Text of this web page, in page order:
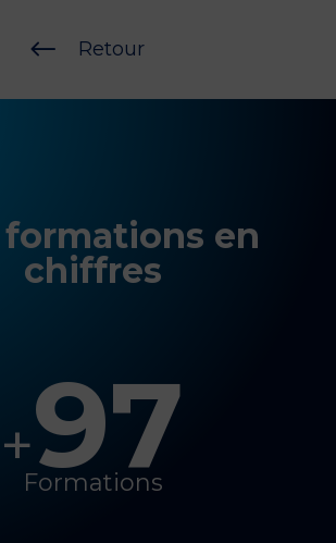
# Retour
formations en
chiffres
+97
Formations